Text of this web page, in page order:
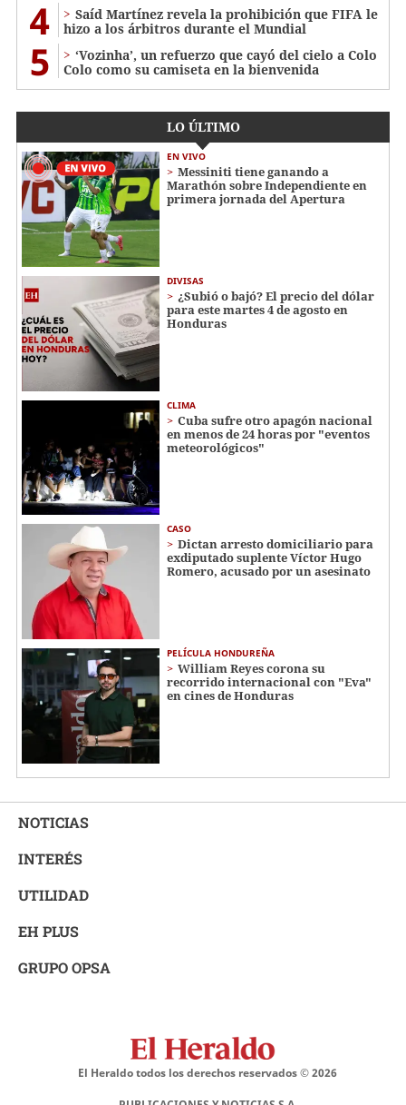
4
Saíd Martínez revela la prohibición que FIFA le
hizo a los árbitros durante el Mundial
5
‘Vozinha’, un refuerzo que cayó del cielo a Colo
Colo como su camiseta en la bienvenida
LO ÚLTIMO
EN VIVO
Messiniti tiene ganando a
Marathón sobre Independiente en
primera jornada del Apertura
DIVISAS
¿Subió o bajó? El precio del dólar
para este martes 4 de agosto en
Honduras
CLIMA
Cuba sufre otro apagón nacional
en menos de 24 horas por "eventos
meteorológicos"
CASO
Dictan arresto domiciliario para
exdiputado suplente Víctor Hugo
Romero, acusado por un asesinato
PELÍCULA HONDUREÑA
William Reyes corona su
recorrido internacional con "Eva"
en cines de Honduras
NOTICIAS
INTERÉS
UTILIDAD
EH PLUS
GRUPO OPSA
El Heraldo todos los derechos reservados ©2026